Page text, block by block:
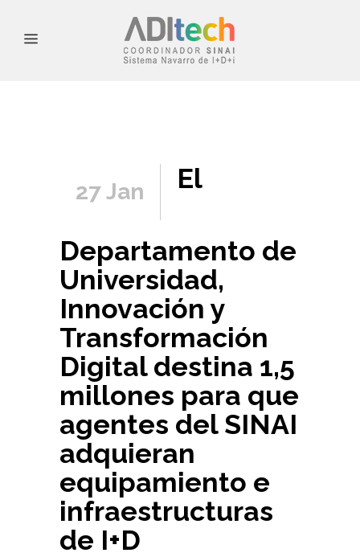
27 Jan El
Departamento de
Universidad,
Innovación y
Transformación
Digital destina 1,5
millones para que
agentes del SINAI
adquieran
equipamiento e
infraestructuras
de I+D